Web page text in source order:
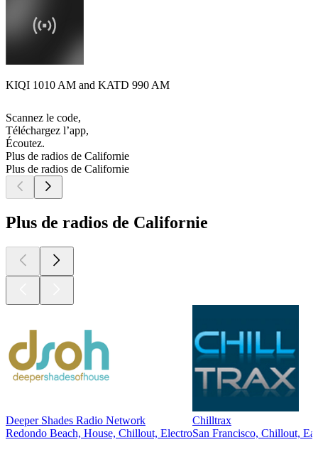
KIQI 1010 AM and KATD 990 AM
Scannez le code,
Téléchargez l’app,
Écoutez.
Plus de radios de Californie
Plus de radios de Californie
Plus de radios de Californie
Deeper Shades Radio Network
Redondo Beach, House, Chillout, Electro
Chilltrax
San Francisco, Chillout,